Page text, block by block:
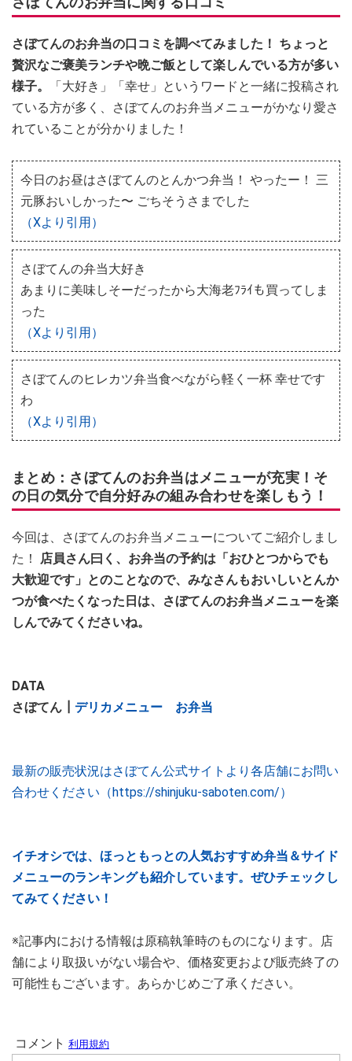
さぼてんのお弁当の口コミを調べてみました！ ちょっと
贅沢なご褒美ランチや晩ご飯として楽しんでいる方が多い
様子。
「大好き」「幸せ」というワードと一緒に投稿され
ている方が多く、さぼてんのお弁当メニューがかなり愛さ
れていることが分かりました！
今日のお昼はさぼてんのとんかつ弁当！ やったー！ 三
元豚おいしかった〜 ごちそうさまでした
（Xより引用）
さぼてんの弁当大好き
あまりに美味しそーだったから大海老ﾌﾗｲも買ってしま
った
（Xより引用）
さぼてんのヒレカツ弁当食べながら軽く一杯 幸せです
わ
（Xより引用）
まとめ：さぼてんのお弁当はメニューが充実！そ
の日の気分で自分好みの組み合わせを楽しもう！
今回は、さぼてんのお弁当メニューについてご紹介しまし
た！ 店員さん曰く、お弁当の予約は「おひとつからでも
大歓迎です」とのことなので、みなさんもおいしいとんか
つが食べたくなった日は、さぼてんのお弁当メニューを楽
しんでみてくださいね。
DATA
さぼてん┃ デリカメニュー お弁当
最新の販売状況はさぼてん公式サイトより各店舗にお問い
合わせください（https://shinjuku-saboten.com/）
イチオシでは、ほっともっとの人気おすすめ弁当＆サイド
メニューのランキングも紹介しています。ぜひチェックし
てみてください！
※記事内における情報は原稿執筆時のものになります。店
舗により取扱いがない場合や、価格変更および販売終了の
可能性もございます。あらかじめご了承ください。